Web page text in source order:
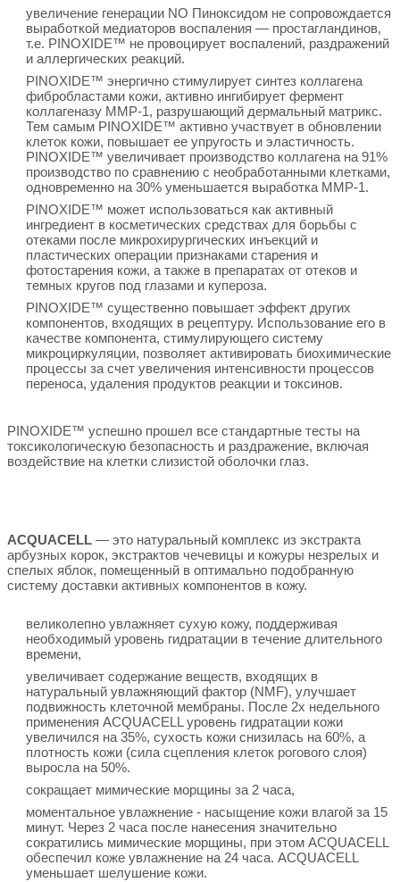
увеличение генерации NO Пиноксидом не сопровождается
выработкой медиаторов воспаления — простагландинов,
т.е. PINOXIDE™ не провоцирует воспалений, раздражений
и аллергических реакций.
PINOXIDE™ энергично стимулирует синтез коллагена
фибробластами кожи, активно ингибирует фермент
коллагеназу ММР-1, разрушающий дермальный матрикс.
Тем самым PINOXIDE™ активно участвует в обновлении
клеток кожи, повышает ее упругость и эластичность.
PINOXIDE™ увеличивает производство коллагена на 91%
производство по сравнению с необработанными клетками,
одновременно на 30% уменьшается выработка ММР-1.
PINOXIDE™ может использоваться как активный
ингредиент в косметических средствах для борьбы с
отеками после микрохирургических инъекций и
пластических операции признаками старения и
фотостарения кожи, а также в препаратах от отеков и
темных кругов под глазами и купероза.
PINOXIDE™ существенно повышает эффект других
компонентов, входящих в рецептуру. Использование его в
качестве компонента, стимулирующего систему
микроциркуляции, позволяет активировать биохимические
процессы за счет увеличения интенсивности процессов
переноса, удаления продуктов реакции и токсинов.
PINOXIDE™ успешно прошел все стандартные тесты на
токсикологическую безопасность и раздражение, включая
воздействие на клетки слизистой оболочки глаз.
ACQUACELL — это натуральный комплекс из экстракта
арбузных корок, экстрактов чечевицы и кожуры незрелых и
спелых яблок, помещенный в оптимально подобранную
систему доставки активных компонентов в кожу.
великолепно увлажняет сухую кожу, поддерживая
необходимый уровень гидратации в течение длительного
времени,
увеличивает содержание веществ, входящих в
натуральный увлажняющий фактор (NMF), улучшает
подвижность клеточной мембраны. После 2х недельного
применения ACQUACELL уровень гидратации кожи
увеличился на 35%, сухость кожи снизилась на 60%, а
плотность кожи (сила сцепления клеток рогового слоя)
выросла на 50%.
сокращает мимические морщины за 2 часа,
моментальное увлажнение - насыщение кожи влагой за 15
минут. Через 2 часа после нанесения значительно
сократились мимические морщины, при этом ACQUACELL
обеспечил коже увлажнение на 24 часа. ACQUACELL
уменьшает шелушение кожи.